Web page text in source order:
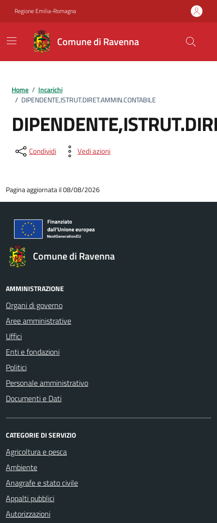
Regione Emilia-Romagna
Comune di Ravenna
Home / Incarichi
/ DIPENDENTE,ISTRUT.DIRET.AMMIN.CONTABILE
Condividi Vedi azioni
Pagina aggiornata il 08/08/2026
Comune di Ravenna
AMMINISTRAZIONE
Organi di governo
Aree amministrative
Uffici
Enti e fondazioni
Politici
Personale amministrativo
Documenti e Dati
CATEGORIE DI SERVIZIO
Agricoltura e pesca
Ambiente
Anagrafe e stato civile
Appalti pubblici
Autorizzazioni